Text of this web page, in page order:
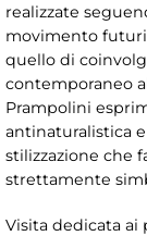
realizzate
movimento
quello di
contemporaneo
Prampolini
antinaturalistica
stilizzazione che
strettamente
Visita dedicata ai